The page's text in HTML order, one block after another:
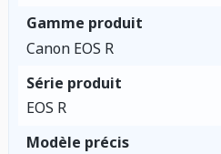
Gamme produit
Canon EOS R
Série produit
EOS R
Modèle précis